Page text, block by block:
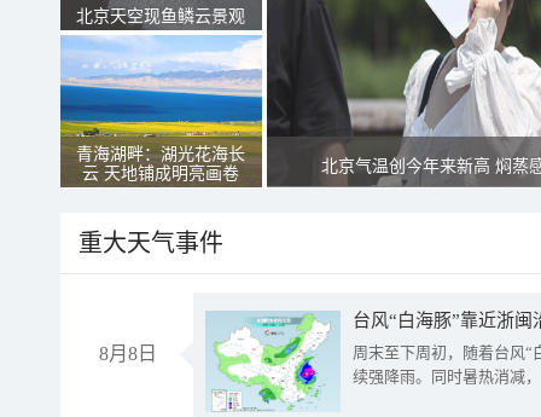
北京天空现鱼鳞云景观
青海湖畔：湖光花海长
云 天地铺成明亮画卷
北京气温创今年来新高 焖蒸
重大天气事件
8月8日
台风“白海豚”靠近浙
周末至下周初，随着台风“
续强降雨。同时暑热消减